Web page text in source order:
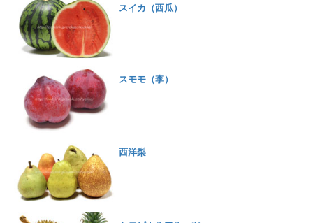
スイカ（西瓜）
スモモ（李）
西洋梨